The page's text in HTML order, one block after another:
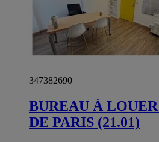
347382690
BUREAU À
DE PARIS (21.01)